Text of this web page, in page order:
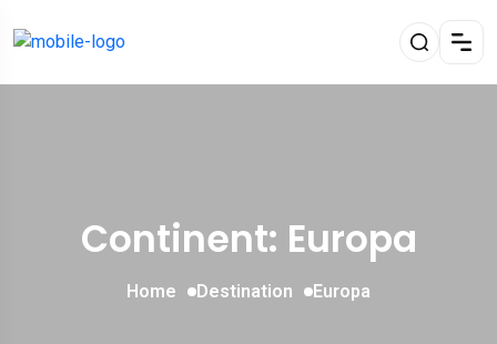
Continent: Europa
Home Destination Europa